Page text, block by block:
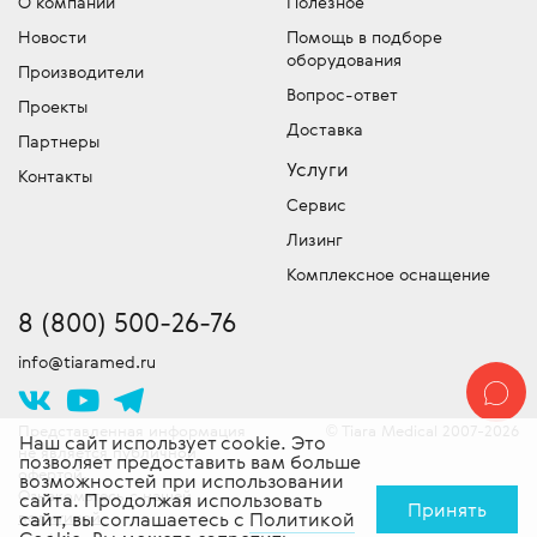
оборудование – обязательно уточняйте, что
входит в эту сумму!
Скидки!
скидок, постоянно проводятся специальные
акции и действуют другие привлекательные
Отдел запчастей медицинского
оборудования
Подбор и продажа оригинальных
запчастей для медицинской техники.
Мы имеем собственный лицензированный
сервисный центр для обслуживания и
устранения неисправностей и команду
сертифицированных специалистов
выездного обслуживания техники. Работы
проводятся согласно стандартам
производителя. Доставляем
оборудование в сервисный центр -
Новости
Производители
Проекты
Партнеры
Контакты
Помощь в подборе
оборудования
Вопрос-ответ
Доставка
Услуги
Сервис
Лизинг
Комплексное оснащение
8 (800) 500-26-76
info@tiaramed.ru
не является публичной
офертой.
Ознакомьтесь с нашей
политикой
Наш сайт использует cookie. Это
позволяет предоставить вам больше
возможностей при использовании
сайта. Продолжая использовать
сайт, вы соглашаетесь с Политикой Принять